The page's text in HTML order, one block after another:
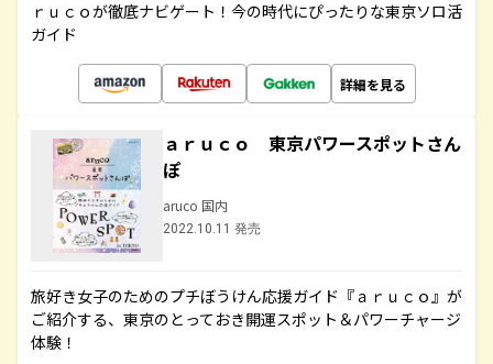
ｒｕｃｏが徹底ナビゲート！今の時代にぴったりな東京ソロ活
ガイド
詳細を見る
ａｒｕｃｏ 東京パワースポットさん
ぽ
aruco 国内
2022.10.11 発売
旅好き女子のためのプチぼうけん応援ガイド『ａｒｕｃｏ』が
ご紹介する、東京のとっておき開運スポット＆パワーチャージ
体験！